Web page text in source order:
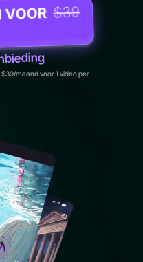
VOOR $39
maand voor 1 video per